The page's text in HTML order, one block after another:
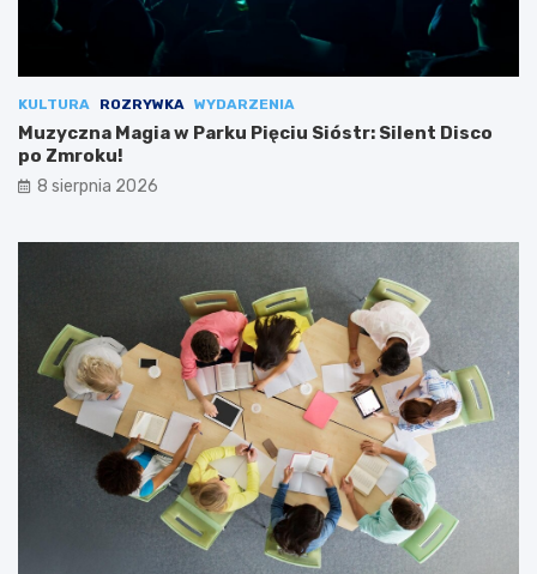
KULTURA ROZRYWKA WYDARZENIA
Muzyczna Magia w Parku Pięciu Sióstr: Silent Disco
po Zmroku!
8 sierpnia 2026